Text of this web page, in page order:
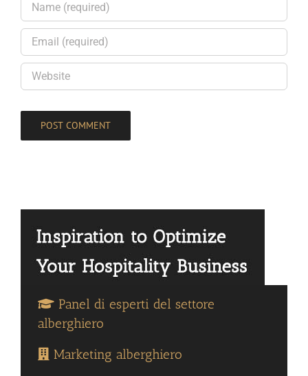
Panel di esperti del settore
alberghiero
Marketing alberghiero